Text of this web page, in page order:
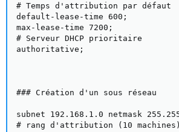
# Temps d'attribution par défaut
default-lease-time 600;
max-lease-time 7200;
# Serveur DHCP prioritaire
authoritative;
### Création d'un sous réseau
subnet 192.168.1.0 netmask
# rang d'attribution (10 machines)